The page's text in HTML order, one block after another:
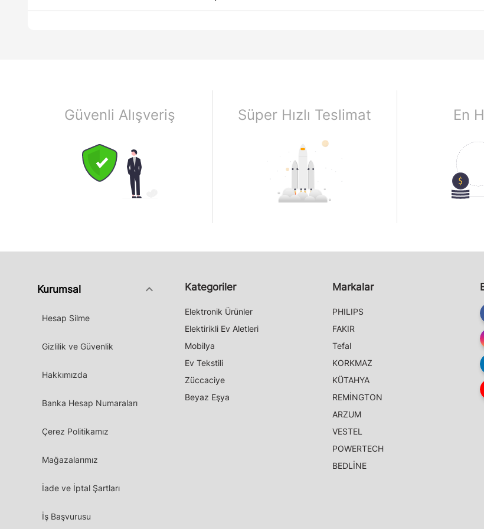
Güvenli Alışveriş Süper Hızlı Teslimat En
Kurumsal keyboard_arrow_down
Hesap Silme
Gizlilik ve Güvenlik
Hakkımızda
Banka Hesap Numaraları
Çerez Politikamız
Mağazalarımız
İade ve İptal Şartları
İş Başvurusu
Kategoriler
Elektronik Ürünler
Elektirikli Ev Aletleri
Mobilya
Ev Tekstili
Züccaciye
Beyaz Eşya
Markalar
PHILIPS
FAKIR
Tefal
KORKMAZ
KÜTAHYA
REMİNGTON
ARZUM
VESTEL
POWERTECH
BEDLİNE